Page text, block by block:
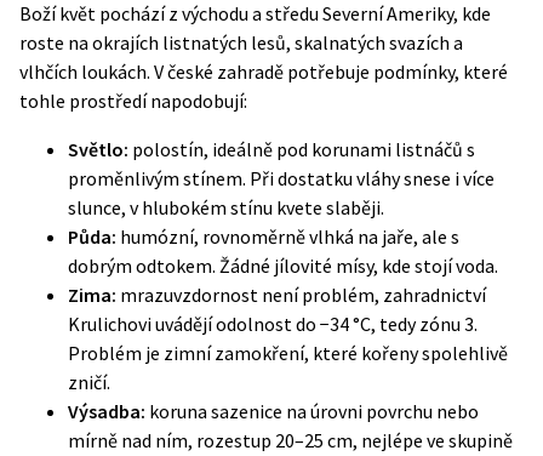
Boží květ pochází z východu a středu Severní Ameriky, kde
roste na okrajích listnatých lesů, skalnatých svazích a
vlhčích loukách. V české zahradě potřebuje podmínky, které
tohle prostředí napodobují:
Světlo: polostín, ideálně pod korunami listnáčů s
proměnlivým stínem. Při dostatku vláhy snese i více
slunce, v hlubokém stínu kvete slaběji.
Půda: humózní, rovnoměrně vlhká na jaře, ale s
dobrým odtokem. Žádné jílovité mísy, kde stojí voda.
Zima: mrazuvzdornost není problém, zahradnictví
Krulichovi uvádějí odolnost do −34 °C, tedy zónu 3.
Problém je zimní zamokření, které kořeny spolehlivě
zničí.
Výsadba: koruna sazenice na úrovni povrchu nebo
mírně nad ním, rozestup 20–25 cm, nejlépe ve skupině